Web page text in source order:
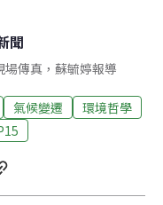
聞
傳真，蘇毓婷報導
氣候變遷
環境哲學